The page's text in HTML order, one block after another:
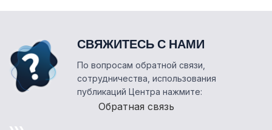
СВЯЖИТЕСЬ С НАМИ
По вопросам обратной связи,
сотрудничества, использования
публикаций Центра нажмите:
Обратная связь